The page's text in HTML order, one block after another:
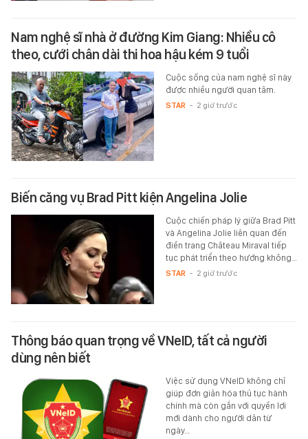
Nam nghệ sĩ nhà ở đường Kim Giang: Nhiều cô
theo, cưới chân dài thi hoa hậu kém 9 tuổi
Cuộc sống của nam nghệ sĩ này
được nhiều người quan tâm.
STAR - 2 giờ trước
Biến căng vụ Brad Pitt kiện Angelina Jolie
Cuộc chiến pháp lý giữa Brad Pitt
và Angelina Jolie liên quan đến
điền trang Château Miraval tiếp
tục phát triển theo hướng không…
STAR - 2 giờ trước
Thông báo quan trọng về VNeID, tất cả người
dùng nên biết
Việc sử dụng VNeID không chỉ
giúp đơn giản hóa thủ tục hành
chính mà còn gắn với quyền lợi
mới dành cho người dân từ
ngày…